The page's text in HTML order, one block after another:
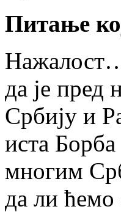
Питање
да је пред
Србију и
иста
многим
да ли ћемо